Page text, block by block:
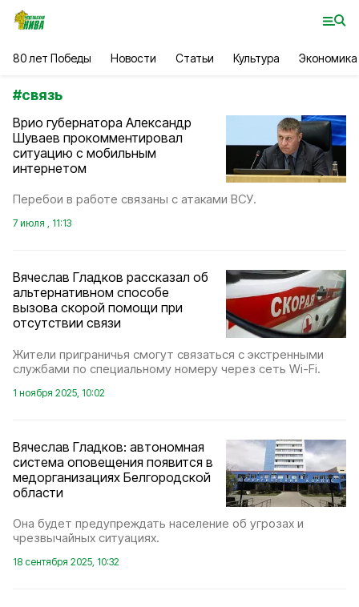
80 лет Победы Новости Статьи Культура Экономика
#связь
Врио губернатора Александр
Шуваев прокомментировал
ситуацию с мобильным
интернетом
Перебои в работе связаны с атаками ВСУ.
7 июля , 11:13
Вячеслав Гладков рассказал об
альтернативном способе
вызова скорой помощи при
отсутствии связи
Жители приграничья смогут связаться с экстренными
службами по специальному номеру через сеть Wi-Fi.
1 ноября 2025, 10:02
Вячеслав Гладков: автономная
система оповещения появится в
медорганизациях Белгородской
области
Она будет предупреждать население об угрозах и
чрезвычайных ситуациях.
18 сентября 2025, 10:32